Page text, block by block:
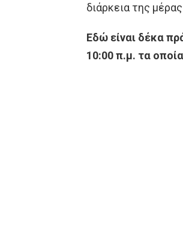
διάρκεια της
Εδώ είναι δέκα
10:00 π.μ. τα